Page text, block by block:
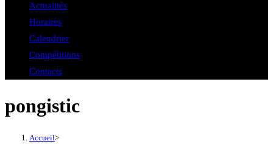
Actualités
Horaires
Calendrier
Compétitions
Contacts
pongistic
Accueil>